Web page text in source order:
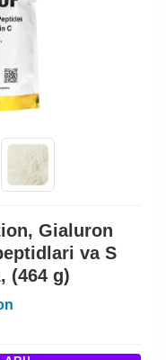
Gialuron
va S
(464 g)